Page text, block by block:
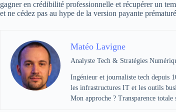
gagner en crédibilité professionnelle et récupérer un
et ne cédez pas au hype de la version payante
Matéo Lavigne
Analyste Tech & Stratégies
Ingénieur et journaliste tech depuis
les infrastructures IT et les outils
Mon approche ? Transparence